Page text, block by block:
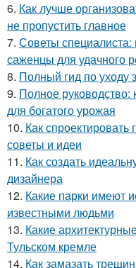
6. Как лучше
не пропустить главное
7. Советы специалиста:
саженцы для удачного
8. Полный гид по уходу
9. Полное руководство:
для богатого урожая
10. Как
советы и идеи
11. Как создать
дизайнера
12. Какие парки имеют
известными людьми
13. Какие
Тульском кремле
14. Как замазать